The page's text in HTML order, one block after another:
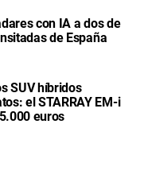
con IA a dos de
de España
SUV híbridos
el STARRAY EM-i
euros